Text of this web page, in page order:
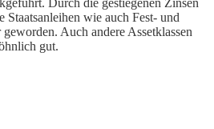
Staatsanleihen wie auch Fest- und
Auch andere Assetklassen
gut.